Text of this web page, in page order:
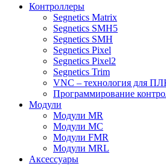
Контроллеры
Segnetics Matrix
Segnetics SMH5
Segnetics SMH
Segnetics Pixel
Segnetics Pixel2
Segnetics Trim
VNC – технология для
Программирование
Модули
Модули MR
Модули MC
Модули FMR
Модули MRL
Аксеcсуары